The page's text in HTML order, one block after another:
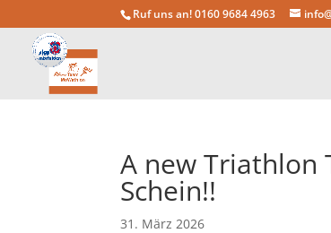
Ruf uns an! 0160 9684 4963
A new Triathlon
Schein!!
31. März 2026